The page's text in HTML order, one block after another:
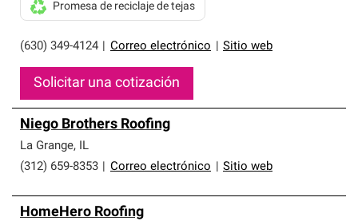
(630) 349-4124 Correo electrónico Sitio web
Promesa de reciclaje de tejas
Solicitar una cotización
Niego Brothers Roofing
La Grange, IL
(312) 659-8353
Correo electrónico Sitio web
HomeHero Roofing